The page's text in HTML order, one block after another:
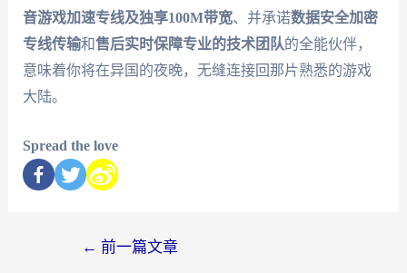
音游戏加速专线及独享100M带宽、并承诺数据安全加密
专线传输和售后实时保障专业的技术团队的全能伙伴，
意味着你将在异国的夜晚，无缝连接回那片熟悉的游戏
大陆。
Spread the love
← 前一篇文章